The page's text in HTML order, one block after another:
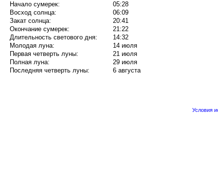
Начало сумерек:
05:28
Восход солнца:
06:09
Закат солнца:
20:41
Окончание сумерек:
21:22
Длительность светового дня:
14:32
Молодая луна:
14 июля
Первая четверть луны:
21 июля
Полная луна:
29 июля
Последняя четверть луны:
6 августа
Условия